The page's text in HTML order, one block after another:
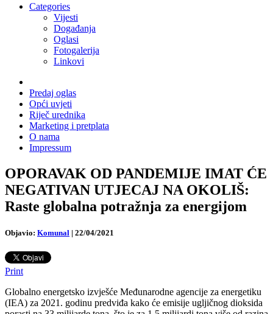
Categories
Vijesti
Događanja
Oglasi
Fotogalerija
Linkovi
Predaj oglas
Opći uvjeti
Riječ urednika
Marketing i pretplata
O nama
Impressum
OPORAVAK OD PANDEMIJE IMAT ĆE
NEGATIVAN UTJECAJ NA OKOLIŠ:
Raste globalna potražnja za energijom
Objavio: Komunal | 22/04/2021
Print
Globalno energetsko izvješće Međunarodne agencije za energetiku
(IEA) za 2021. godinu predviđa kako će emisije ugljičnog dioksida